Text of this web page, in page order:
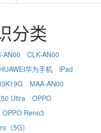
分类
AN00
CLK-AN00
HUAWEI华为手机
iPad
MAA-AN00
Ultra
OPPO
OPPO Reno3
（5G）